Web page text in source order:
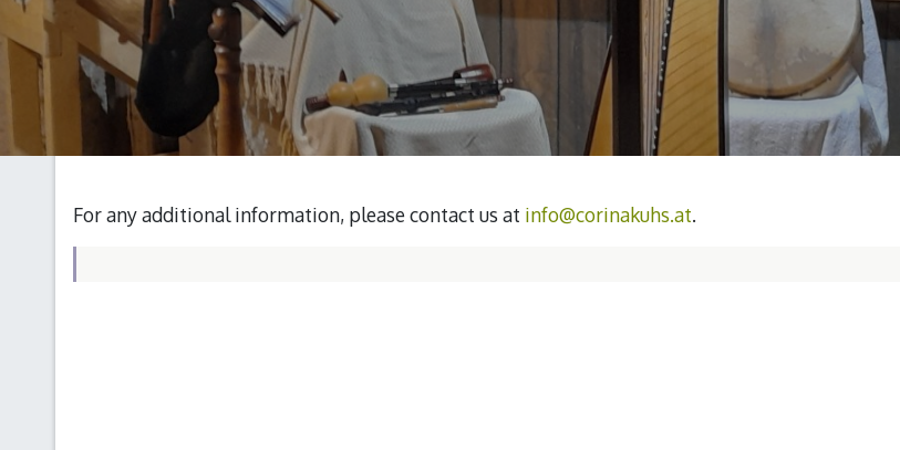
For any additional information, please contact us at info@corinakuhs.at.